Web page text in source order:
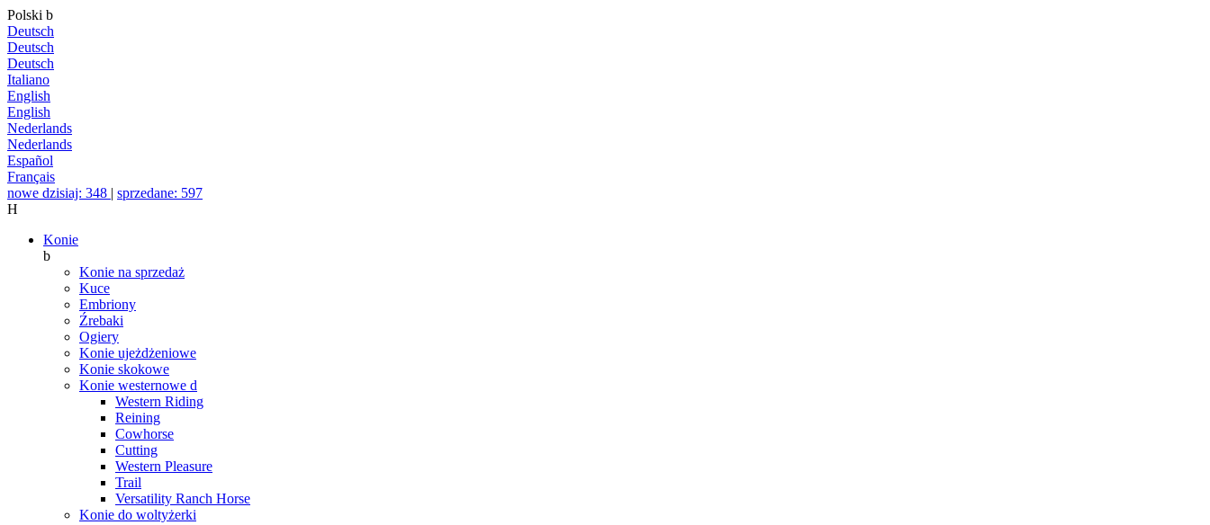
Polski b
Deutsch
Deutsch
Deutsch
Italiano
English
English
Nederlands
Nederlands
Español
Français
nowe dzisiaj: 348 | sprzedane: 597
H
Konie
b
Konie na sprzedaż
Kuce
Embriony
Źrebaki
Ogiery
Konie ujeżdżeniowe
Konie skokowe
Konie westernowe d
Western Riding
Reining
Cowhorse
Cutting
Western Pleasure
Trail
Versatility Ranch Horse
Konie do woltyżerki